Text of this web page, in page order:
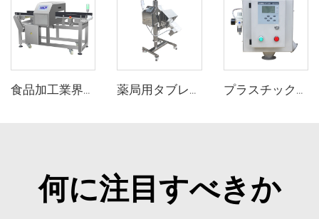
食品加工業界向け金属探知機検出装置 薬局用タブレットピル金属検出器 プラスチックペレット、フレーク用感度の高いフリーフォール食品金属分離機
何に注目すべきか